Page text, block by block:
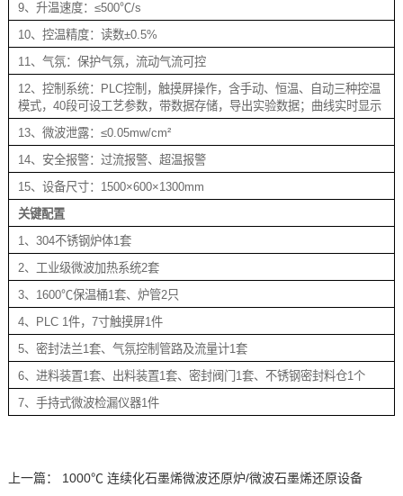
9、升温速度：≤500℃/s
10、控温精度：读数±0.5%
11、气氛：保护气氛，流动气流可控
12、控制系统：PLC控制，触摸屏操作，含手动、恒温、自动三种控温
模式，40段可设工艺参数，带数据存储，导出实验数据；曲线实时显示
13、微波泄露：≤0.05mw/cm²
14、安全报警：过流报警、超温报警
15、设备尺寸：1500×600×1300mm
关键配置
1、304不锈钢炉体1套
2、工业级微波加热系统2套
3、1600℃保温桶1套、炉管2只
4、PLC 1件，7寸触摸屏1件
5、密封法兰1套、气氛控制管路及流量计1套
6、进料装置1套、出料装置1套、密封阀门1套、不锈钢密封料仓1个
7、手持式微波检漏仪器1件
上一篇：
1000℃ 连续化石墨烯微波还原炉/微波石墨烯还原设备